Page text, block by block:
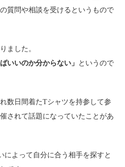
質問や相談を受けるというもので
ました。
いいのか分からない」 というので
数日間着たTシャツを持参して参
されて話題になっていたことがあ
によって自分に合う相手を探すと